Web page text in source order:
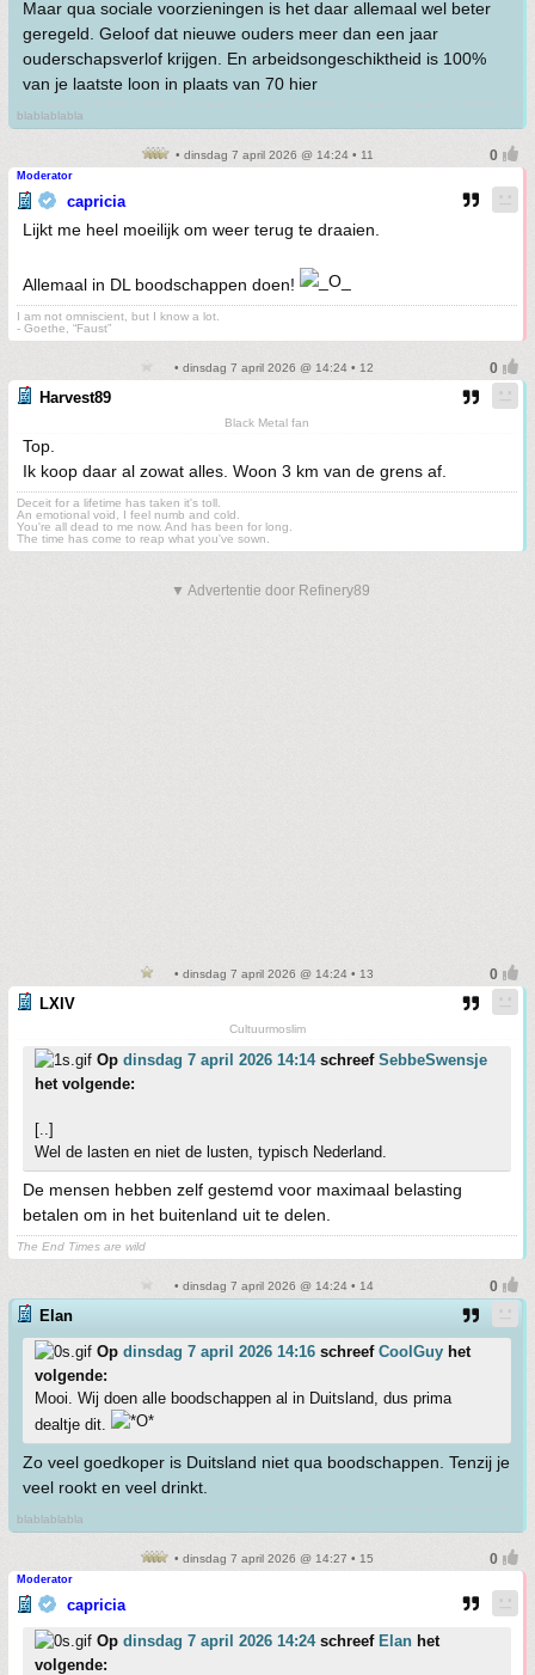
Maar qua sociale voorzieningen is het daar allemaal wel beter
geregeld. Geloof dat nieuwe ouders meer dan een jaar
ouderschapsverlof krijgen. En arbeidsongeschiktheid is 100%
van je laatste loon in plaats van 70 hier
blablablabla
• dinsdag 7 april 2026 @ 14:24 • 11
Moderator
capricia
Lijkt me heel moeilijk om weer terug te draaien.
Allemaal in DL boodschappen doen!
I am not omniscient, but I know a lot.
- Goethe, “Faust”
• dinsdag 7 april 2026 @ 14:24 • 12
Harvest89
Black Metal fan
Top.
Ik koop daar al zowat alles. Woon 3 km van de grens af.
Deceit for a lifetime has taken it's toll.
An emotional void, I feel numb and cold.
You're all dead to me now. And has been for long.
The time has come to reap what you've sown.
▼ Advertentie door Refinery89
• dinsdag 7 april 2026 @ 14:24 • 13
LXIV
Cultuurmoslim
Op dinsdag 7 april 2026 14:14schreef SebbeSwensje
het volgende:
[..]
Wel de lasten en niet de lusten, typisch Nederland.
De mensen hebben zelf gestemd voor maximaal belasting
betalen om in het buitenland uit te delen.
The End Times are wild
• dinsdag 7 april 2026 @ 14:24 • 14
Elan
Op dinsdag 7 april 2026 14:16 schreef CoolGuy het
volgende:
Mooi. Wij doen alle boodschappen al in Duitsland, dus prima
dealtje dit.
Zo veel goedkoper is Duitsland niet qua boodschappen. Tenzij je
veel rookt en veel drinkt.
blablablabla
• dinsdag 7 april 2026 @ 14:27 • 15
Moderator
capricia
Op dinsdag 7 april 2026 14:24schreef Elan het
volgende: